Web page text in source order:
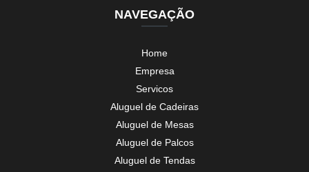
NAVEGAÇÃO
Home
Empresa
Servicos
Aluguel de Cadeiras
Aluguel de Mesas
Aluguel de Palcos
Aluguel de Tendas